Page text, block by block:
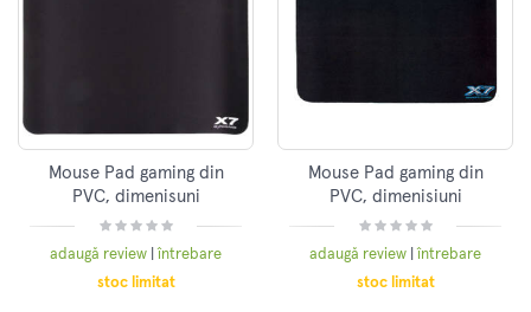
Mouse Pad gaming din
PVC, dimenisuni
437x400mm, Negru,
A4TECH (X7-500MP)
adaugă review
întrebare
stoc limitat
Mouse Pad gaming din
PVC, dimenisiuni
437x350mm, Negru,
A4TECH
adaugă review
întrebare
stoc limitat